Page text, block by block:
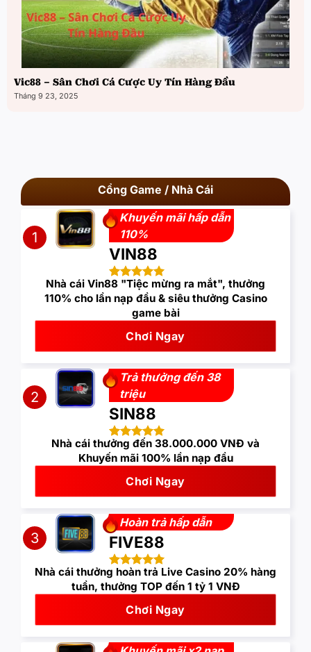
Vic88 – Sân Chơi Cá Cược Uy Tín Hàng Đầu
Tháng 9 23, 2025
Cổng Game / Nhà Cái
1
Khuyến mãi hấp dẫn
110%
VIN88
Nhà cái Vin88 "Tiệc mừng ra mắt", thưởng
110% cho lần nạp đầu & siêu thưởng Casino
game bài
Chơi Ngay
2
Trả thưởng đến 38
triệu
SIN88
Nhà cái thưởng đến 38.000.000 VNĐ và
Khuyến mãi 100% lần nạp đầu
Chơi Ngay
3
Hoàn trả hấp dẫn
FIVE88
Nhà cái thưởng hoàn trả Live Casino 20% hàng
tuần, thưởng TOP đến 1 tỷ 1 VNĐ
Chơi Ngay